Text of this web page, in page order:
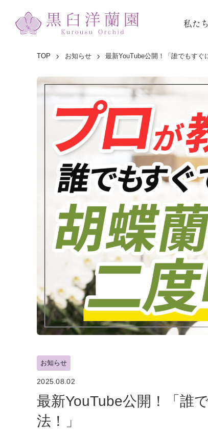
私た
TOP お知らせ 最新YouTube公開！「誰でもすぐ
お知らせ
2025.08.02
最新YouTube公開！「誰
法！」